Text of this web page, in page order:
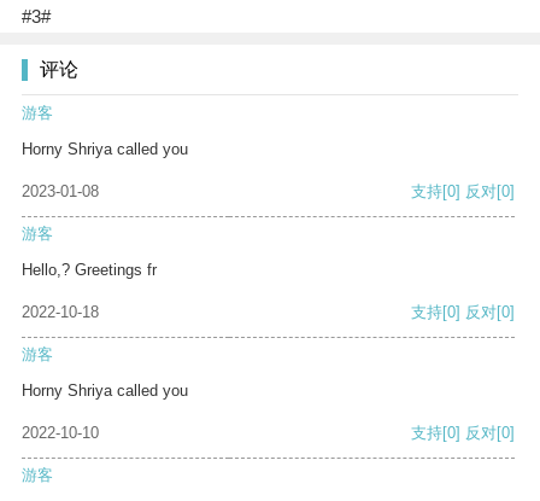
#3#
评论
游客
Horny Shriya called you
2023-01-08 支持[0] 反对[0]
游客
Hello,? Greetings fr
2022-10-18 支持[0] 反对[0]
游客
Horny Shriya called you
2022-10-10 支持[0] 反对[0]
游客